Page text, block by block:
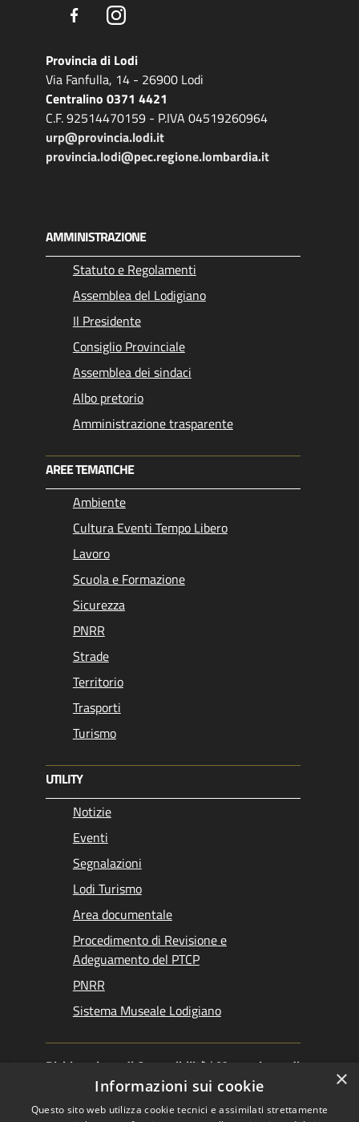
FacebookInstagram
Provincia di Lodi
Via Fanfulla, 14 - 26900 Lodi
Centralino 0371 4421
C.F. 92514470159 - P.IVA 04519260964
urp@provincia.lodi.it
provincia.lodi@pec.regione.lombardia.it
AMMINISTRAZIONE
Statuto e Regolamenti
Assemblea del Lodigiano
Il Presidente
Consiglio Provinciale
Assemblea dei sindaci
Albo pretorio
Amministrazione trasparente
AREE TEMATICHE
Ambiente
Cultura Eventi Tempo Libero
Lavoro
Scuola e Formazione
Sicurezza
PNRR
Strade
Territorio
Trasporti
Turismo
UTILITY
Notizie
Eventi
Segnalazioni
Lodi Turismo
Area documentale
Procedimento di Revisione e
Adeguamento del PTCP
PNRR
Sistema Museale Lodigiano
Dichiarazione di Accessibilità | Meccanismo di
Feedback|Obiettivi accessibilità ×
Informazioni sui cookie
Questo sito web utilizza cookie tecnici e assimilati strettamente